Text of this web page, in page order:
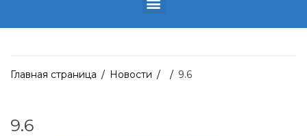
Главная страница / Новости / / 9.6
9.6